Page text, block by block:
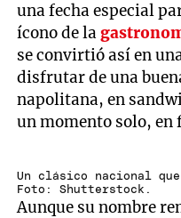
una fecha especial
ícono de la
se convirtió así en
disfrutar de una
napolitana, en
un momento solo, en
Un clásico nacional que
Foto: Shutterstock.
Aunque su nombre